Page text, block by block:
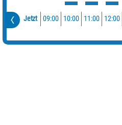
Jetzt 09:00 10:00 11:00 12:00